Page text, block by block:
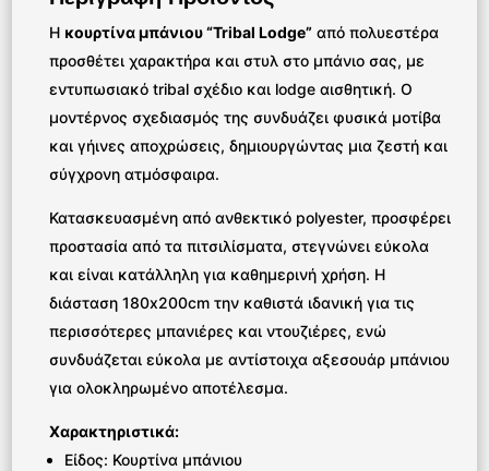
Η κουρτίνα μπάνιου “Tribal Lodge” από πολυεστέρα
προσθέτει χαρακτήρα και στυλ στο μπάνιο σας, με
εντυπωσιακό tribal σχέδιο και lodge αισθητική. Ο
μοντέρνος σχεδιασμός της συνδυάζει φυσικά μοτίβα
και γήινες αποχρώσεις, δημιουργώντας μια ζεστή και
σύγχρονη ατμόσφαιρα.
Κατασκευασμένη από ανθεκτικό polyester, προσφέρει
προστασία από τα πιτσιλίσματα, στεγνώνει εύκολα
και είναι κατάλληλη για καθημερινή χρήση. Η
διάσταση 180x200cm την καθιστά ιδανική για τις
περισσότερες μπανιέρες και ντουζιέρες, ενώ
συνδυάζεται εύκολα με αντίστοιχα αξεσουάρ μπάνιου
για ολοκληρωμένο αποτέλεσμα.
Χαρακτηριστικά:
Είδος: Κουρτίνα μπάνιου